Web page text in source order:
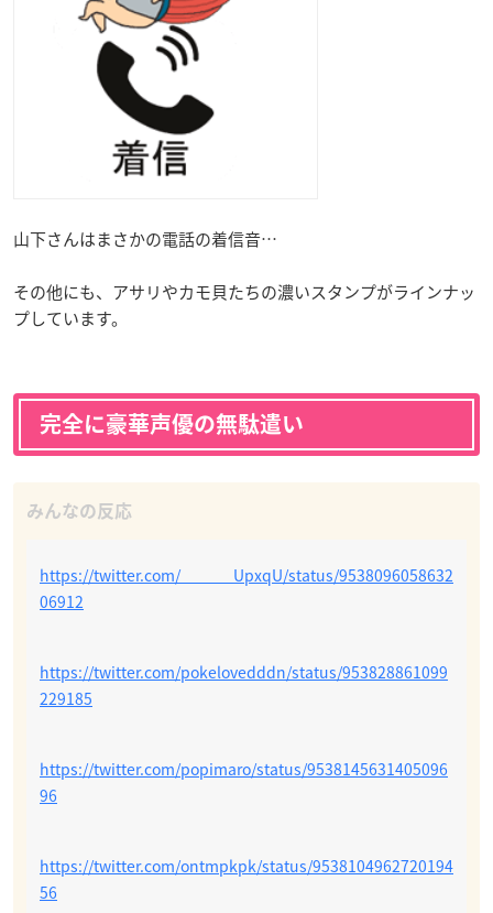
山下さんはまさかの電話の着信音…
その他にも、アサリやカモ貝たちの濃いスタンプがラインナッ
プしています。
完全に豪華声優の無駄遣い
https://twitter.com/______UpxqU/status/9538096058632
06912
https://twitter.com/pokelovedddn/status/953828861099
229185
https://twitter.com/popimaro/status/9538145631405096
96
https://twitter.com/ontmpkpk/status/9538104962720194
56